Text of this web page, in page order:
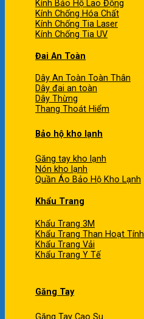
Kính Bảo Hộ Lao Động
Kính Chống Hóa Chất
Kính Chống Tia Laser
Kính Chống Tia UV
Đai An Toàn
Dây An Toàn Toàn Thân
Dây đai an toàn
Dây Thừng
Thang Thoát Hiểm
Bảo hộ kho lạnh
Găng tay kho lạnh
Nón kho lạnh
Quần Áo Bảo Hộ Kho Lạnh
Khẩu Trang
Khẩu Trang 3M
Khẩu Trang Than Hoạt Tính
Khẩu Trang Vải
Khẩu Trang Y Tế
Găng Tay
Găng Tay Cao Su